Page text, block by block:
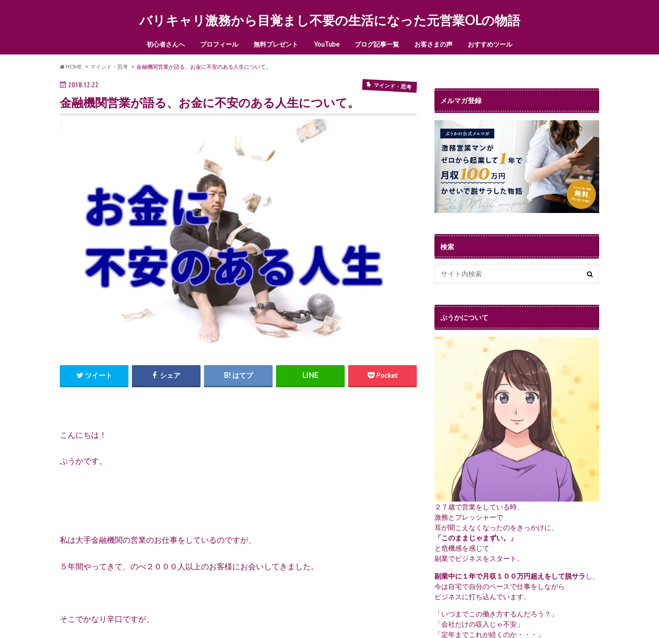
バリキャリ激務から目覚まし不要の生活になった元営業OLの物語
初心者さんへ プロフィール 無料プレゼント YouTube ブログ記事一覧 お客さまの声 おすすめツール
HOME マインド・思考 金融機関営業が語る、お金に不安のある人生について。
2018.12.22 マインド・思考
金融機関営業が語る、お金に不安のある人生について。
ツイート シェア はてブ Pocket
こんにちは！
ぷうかです。
私は大手金融機関の営業のお仕事をしているのですが、
５年間やってきて、のべ２０００人以上のお客様にお会いしてきました。
そこでかなり辛口ですが、
メルマガ登録
検索
ぷうかについて
２７歳で営業をしている時、
激務とプレッシャーで
耳が聞こえなくなったのをきっかけに、
「このままじゃまずい。」
と危機感を感じて
副業でビジネスをスタート。
副業中に１年で月収１００万円超えをして脱サラ し、
今は自宅で自分のペースで仕事をしながら
ビジネスに打ち込んでいます。
「いつまでこの働き方するんだろう？」
「会社だけの収入じゃ不安」
「定年までこれが続くのか・・・」